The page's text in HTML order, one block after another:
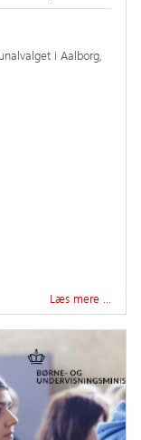
i Aalborg,
Læs mere …